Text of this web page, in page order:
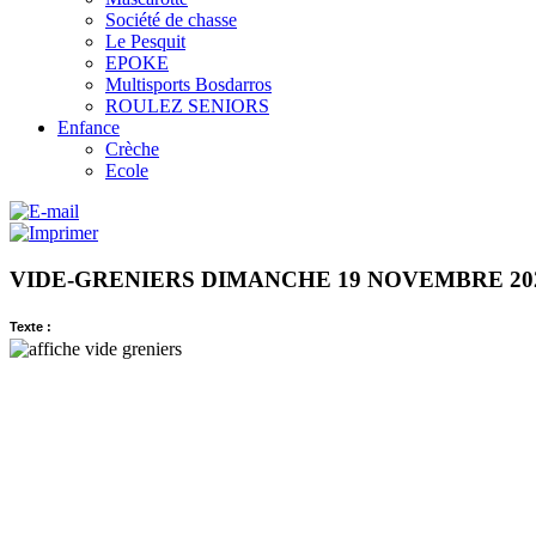
Société de chasse
Le Pesquit
EPOKE
Multisports Bosdarros
ROULEZ SENIORS
Enfance
Crèche
Ecole
VIDE-GRENIERS DIMANCHE 19 NOVEMBRE
Texte :